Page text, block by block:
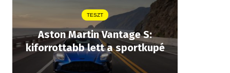
TESZT
Aston Martin Vantage S:
kiforrottabb lett a sportkupé